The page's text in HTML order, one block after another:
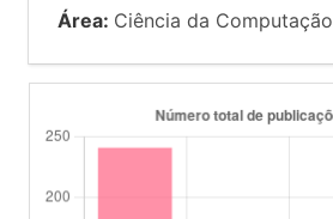
Área: Ciência da Computação